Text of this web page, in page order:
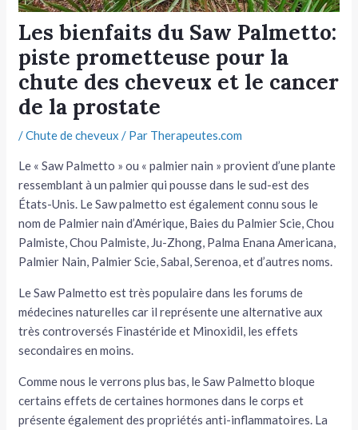
Les bienfaits du Saw Palmetto:
piste prometteuse pour la
chute des cheveux et le cancer
de la prostate
/Chute de cheveux / Par Therapeutes.com
Le « Saw Palmetto » ou « palmier nain » provient d’une plante
ressemblant à un palmier qui pousse dans le sud-est des
États-Unis. Le Saw palmetto est également connu sous le
nom de Palmier nain d’Amérique, Baies du Palmier Scie, Chou
Palmiste, Chou Palmiste, Ju-Zhong, Palma Enana Americana,
Palmier Nain, Palmier Scie, Sabal, Serenoa, et d’autres noms.
Le Saw Palmetto est très populaire dans les forums de
médecines naturelles car il représente une alternative aux
très controversés Finastéride et Minoxidil, les effets
secondaires en moins.
Comme nous le verrons plus bas, le Saw Palmetto bloque
certains effets de certaines hormones dans le corps et
présente également des propriétés anti-inflammatoires. La